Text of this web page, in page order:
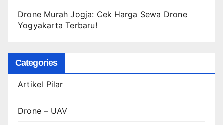
Drone Murah Jogja: Cek Harga Sewa Drone
Yogyakarta Terbaru!
Categories
Artikel Pilar
Drone – UAV